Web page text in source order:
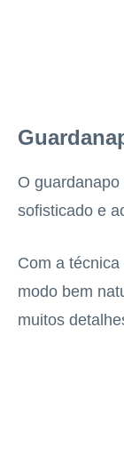
O
sofisticado e
Com a
modo bem
muitos